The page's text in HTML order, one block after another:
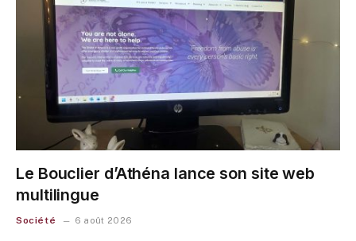
Le Bouclier d’Athéna lance son site web
multilingue
Société 6 août 2026